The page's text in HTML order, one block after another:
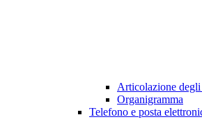
Articolazione
Organigramma
Telefono e posta